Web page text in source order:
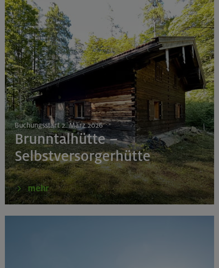
Buchungsstart 2. März 2026
Brunntalhütte –
Selbstversorgerhütte
mehr